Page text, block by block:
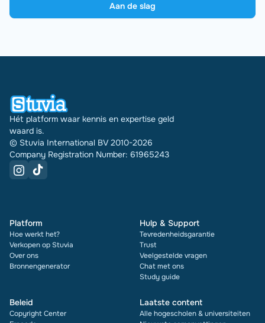
Aan de slag
Hét platform waar kennis en expertise geld
waard is.
© Stuvia International BV 2010-2026
Company Registration Number: 61965243
Platform
Hoe werkt het?
Verkopen op Stuvia
Over ons
Bronnengenerator
Hulp & Support
Tevredenheidsgarantie
Trust
Veelgestelde vragen
Chat met ons
Study guide
Beleid
Copyright Center
Laatste content
Alle hogescholen & universiteiten